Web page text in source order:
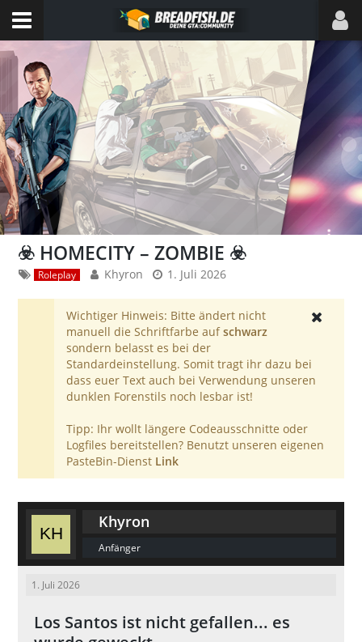
☣️ HOMECITY – ZOMBIE ☣️
Roleplay Khyron 1. Juli 2026
Wichtiger Hinweis: Bitte ändert nicht
manuell die Schriftfarbe aufschwarz
sondern belasst es bei der
Standardeinstellung. Somit tragt ihr dazu bei
dass euer Text auch bei Verwendung unseren
dunklen Forenstils noch lesbar ist!
Tipp: Ihr wollt längere Codeausschnitte oder
Logfiles bereitstellen? Benutzt unseren eigenen
PasteBin-Dienst Link
Khyron
Anfänger
1. Juli 2026
Los Santos ist nicht gefallen... es